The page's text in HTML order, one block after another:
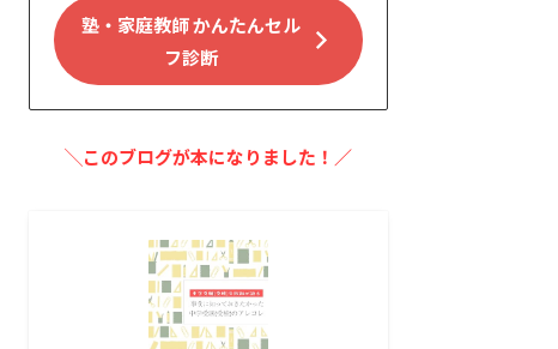
塾・家庭教師 かんたんセル
フ診断
╲このブログが本になりました！／